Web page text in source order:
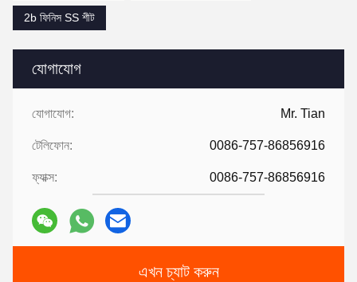
যোগাযোগ
যোগাযোগ: Mr. Tian
টেলিফোন: 0086-757-86856916
ফ্যাক্স: 0086-757-86856916
এখন চ্যাট করুন
2b ফিনিস SS শীট